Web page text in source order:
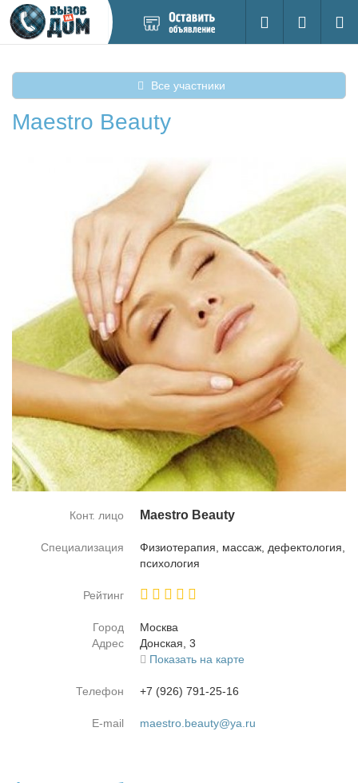
новое
Поиск
Вход на
Все участники
Maestro Beauty
Конт. лицо Maestro Beauty
Специализация
Физио­те­ра­пия, мас­саж, де­фек­то­ло­гия,
пси­хо­ло­гия
Рейтинг
Город
Москва
Адрес
Дон­ская, 3
Показать на карте
Телефон +7 (926) 791-25-16
E-mail maestro.beauty@ya.ru